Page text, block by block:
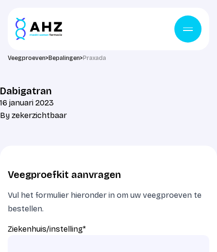
Veegproeven> Bepalingen> Praxada
Dabigatran
16 januari 2023
By zekerzichtbaar
Veegproefkit aanvragen
Vul het formulier hieronder in om uw veegproeven te
bestellen.
Ziekenhuis/instelling*